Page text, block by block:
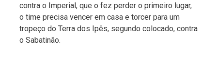
contra o Imperial, que o fez perder o primeiro lugar,
o time precisa vencer em casa e torcer para um
tropeço do Terra dos Ipês, segundo colocado, contra
o Sabatinão.